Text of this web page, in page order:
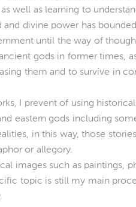
well as learning to
and divine power has
until the way of
gods in former times,
them and to survive in
I prevent of using
eastern gods including
in this way, those
or allegory.
images such as paintings,
topic is still my main